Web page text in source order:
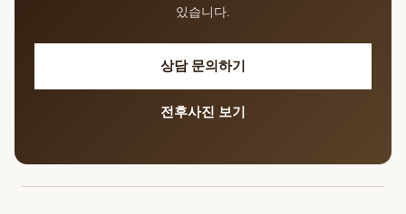
있습니다.
상담 문의하기
전후사진 보기